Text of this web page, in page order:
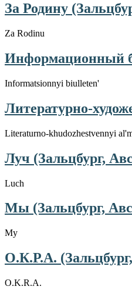
За Родину
Za Rodinu
Информационный
Informatsionnyi biulleten'
Литературно-
Literaturno-khudozhestvennyi
Луч (Зальцбург,
Luch
Мы (Зальцбург,
My
О.К.Р.А.
O.K.R.A.